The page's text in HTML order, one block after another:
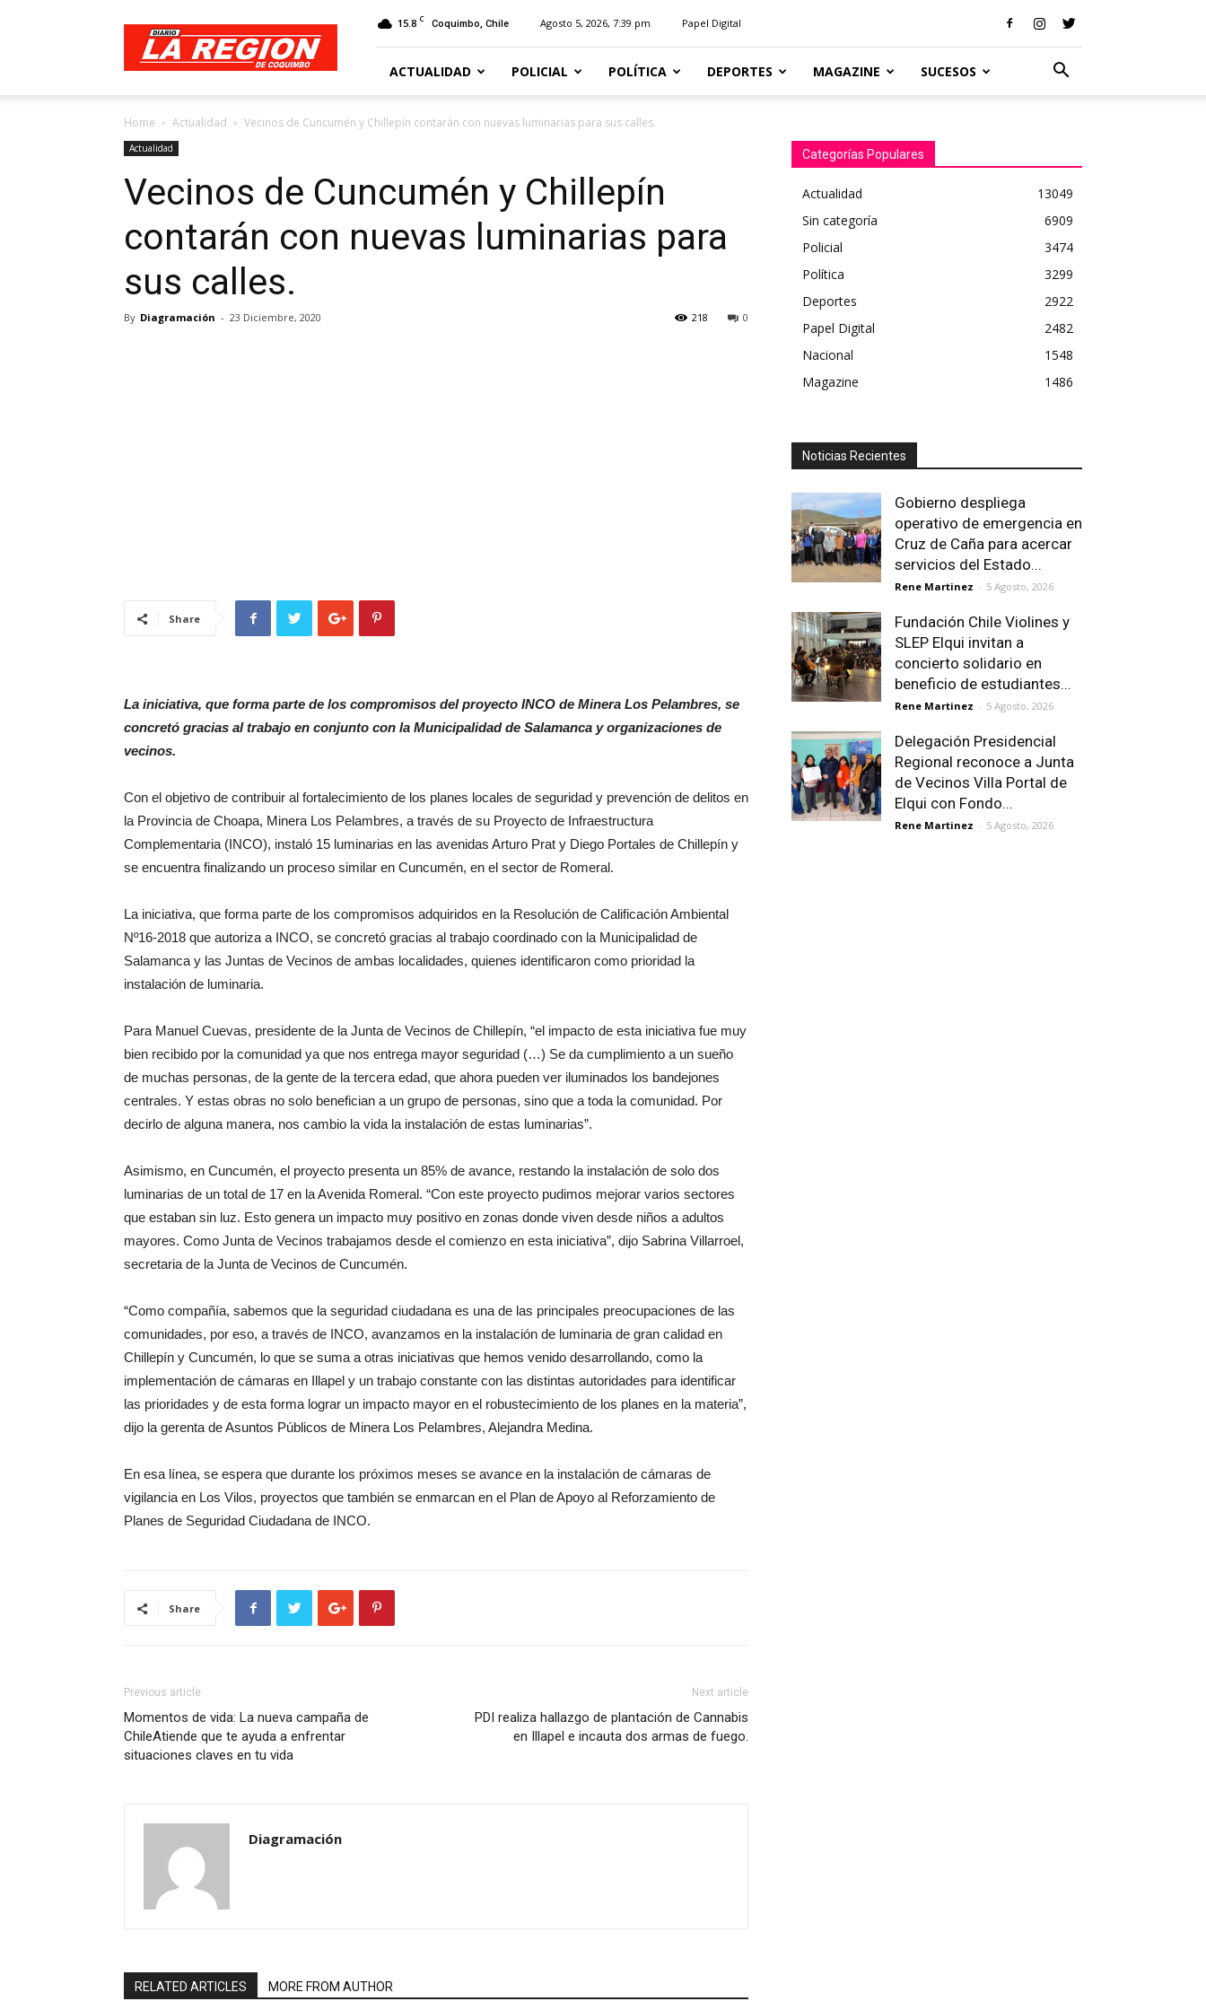
Diario
Región
15.8 C Coquimbo, Chile Agosto 5, 2026, 7:39 pm Papel Digital
ACTUALIDAD POLICIAL POLÍTICA DEPORTES MAGAZINE SUCESOS
Home Actualidad Vecinos de Cuncumén y Chillepín contarán con nuevas luminarias para sus calles.
Actualidad
Vecinos de Cuncumén y Chillepín
contarán con nuevas luminarias para
sus calles.
By Diagramación - 23 Diciembre, 2020 0
218
Share
La iniciativa, que forma parte de los compromisos del proyecto INCO de Minera Los Pelambres, se
concretó gracias al trabajo en conjunto con la Municipalidad de Salamanca y organizaciones de
vecinos.
Con el objetivo de contribuir al fortalecimiento de los planes locales de seguridad y prevención de delitos en
la Provincia de Choapa, Minera Los Pelambres, a través de su Proyecto de Infraestructura
Complementaria (INCO), instaló 15 luminarias en las avenidas Arturo Prat y Diego Portales de Chillepín y
se encuentra finalizando un proceso similar en Cuncumén, en el sector de Romeral.
La iniciativa, que forma parte de los compromisos adquiridos en la Resolución de Calificación Ambiental
Nº16-2018 que autoriza a INCO, se concretó gracias al trabajo coordinado con la Municipalidad de
Salamanca y las Juntas de Vecinos de ambas localidades, quienes identificaron como prioridad la
instalación de luminaria.
Para Manuel Cuevas, presidente de la Junta de Vecinos de Chillepín, “el impacto de esta iniciativa fue muy
bien recibido por la comunidad ya que nos entrega mayor seguridad (…) Se da cumplimiento a un sueño
de muchas personas, de la gente de la tercera edad, que ahora pueden ver iluminados los bandejones
centrales. Y estas obras no solo benefician a un grupo de personas, sino que a toda la comunidad. Por
decirlo de alguna manera, nos cambio la vida la instalación de estas luminarias”.
Asimismo, en Cuncumén, el proyecto presenta un 85% de avance, restando la instalación de solo dos
luminarias de un total de 17 en la Avenida Romeral. “Con este proyecto pudimos mejorar varios sectores
que estaban sin luz. Esto genera un impacto muy positivo en zonas donde viven desde niños a adultos
mayores. Como Junta de Vecinos trabajamos desde el comienzo en esta iniciativa”, dijo Sabrina Villarroel,
secretaria de la Junta de Vecinos de Cuncumén.
“Como compañía, sabemos que la seguridad ciudadana es una de las principales preocupaciones de las
comunidades, por eso, a través de INCO, avanzamos en la instalación de luminaria de gran calidad en
Chillepín y Cuncumén, lo que se suma a otras iniciativas que hemos venido desarrollando, como la
implementación de cámaras en Illapel y un trabajo constante con las distintas autoridades para identificar
las prioridades y de esta forma lograr un impacto mayor en el robustecimiento de los planes en la materia”,
dijo la gerenta de Asuntos Públicos de Minera Los Pelambres, Alejandra Medina.
En esa línea, se espera que durante los próximos meses se avance en la instalación de cámaras de
vigilancia en Los Vilos, proyectos que también se enmarcan en el Plan de Apoyo al Reforzamiento de
Planes de Seguridad Ciudadana de INCO.
Share
Previous article
Momentos de vida: La nueva campaña de
ChileAtiende que te ayuda a enfrentar
situaciones claves en tu vida
Next article
PDI realiza hallazgo de plantación de Cannabis
en Illapel e incauta dos armas de fuego.
Diagramación
RELATED ARTICLES MORE FROM AUTHOR
Categorías Populares
Actualidad
13049
Sin categoría
6909
Policial
3474
Política
3299
Deportes
2922
Papel Digital
2482
Nacional
1548
Magazine
1486
Noticias Recientes
Gobierno despliega
operativo de emergencia en
Cruz de Caña para acercar
servicios del Estado...
Rene Martinez - 5 Agosto, 2026
Fundación Chile Violines y
SLEP Elqui invitan a
concierto solidario en
beneficio de estudiantes...
Rene Martinez - 5 Agosto, 2026
Delegación Presidencial
Regional reconoce a Junta
de Vecinos Villa Portal de
Elqui con Fondo...
Rene Martinez - 5 Agosto, 2026